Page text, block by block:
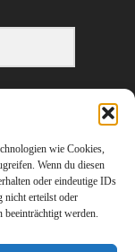
wie Cookies,
Wenn du diesen
oder eindeutige IDs
nicht erteilst oder
werden.